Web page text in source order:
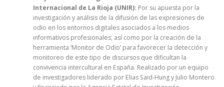
Internacional de La Rioja (UNIR): Por su apuesta por la
investigación y análisis de la difusión de las expresiones de
odio en los entornos digitales asociados a los medios
informativos profesionales; así como por la creación de la
herramienta ‘Monitor de Odio’ para favorecer la detección y
monitoreo de este tipo de discursos que dificultan la
convivencia intercultural en España. Realizado por un equipo
de investigadores liderado por Elias Said-Hung y Julio Montero